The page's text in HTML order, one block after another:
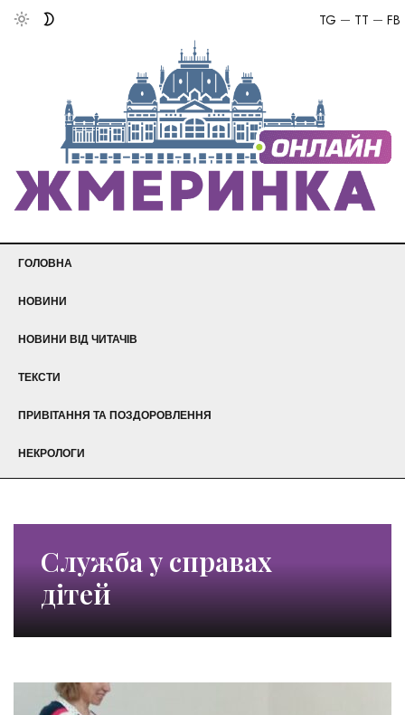
FB
TT
TG
ГОЛОВНА
НОВИНИ
НОВИНИ ВІД ЧИТАЧІВ
ТЕКСТИ
ПРИВІТАННЯ ТА ПОЗДОРОВЛЕННЯ
НЕКРОЛОГИ
Служба у справах
дітей